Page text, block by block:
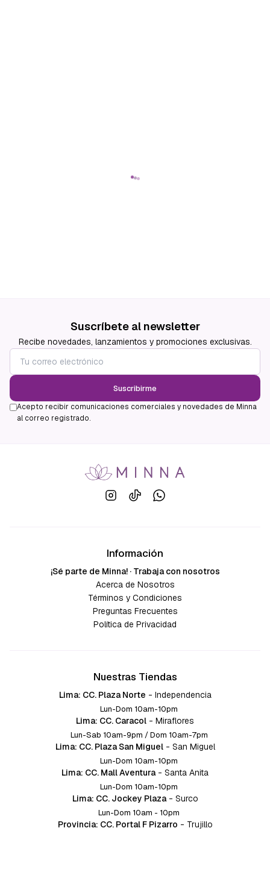
Suscríbete al newsletter
Recibe novedades, lanzamientos y promociones exclusivas.
Suscribirme
Acepto recibir comunicaciones comerciales y novedades de Minna
al correo registrado.
Información
¡Sé parte de Minna! · Trabaja con nosotros
Acerca de Nosotros
Términos y Condiciones
Preguntas Frecuentes
Política de Privacidad
Nuestras Tiendas
Lima: CC. Plaza Norte - Independencia
Lun-Dom 10am-10pm
Lima: CC. Caracol - Miraflores
Lun-Sab 10am-9pm / Dom 10am-7pm
Lima: CC. Plaza San Miguel - San Miguel
Lun-Dom 10am-10pm
Lima: CC. Mall Aventura - Santa Anita
Lun-Dom 10am-10pm
Lima: CC. Jockey Plaza - Surco
Lun-Dom 10am - 10pm
Provincia: CC. Portal F Pizarro - Trujillo